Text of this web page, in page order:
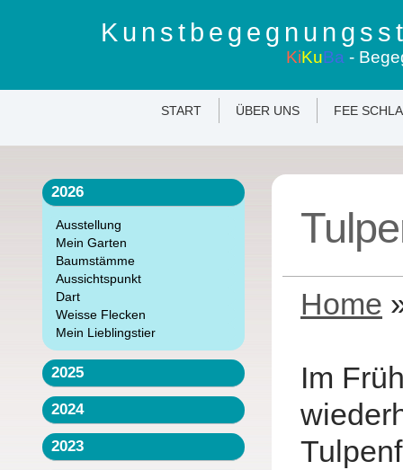
KiKuBa -
START ÜBER UNS FEE
2026
Ausstellung
Mein Garten
Baumstämme
Aussichtspunkt
Dart
Weisse Flecken
Mein Lieblingstier
2025
2024
2023
Home
Im